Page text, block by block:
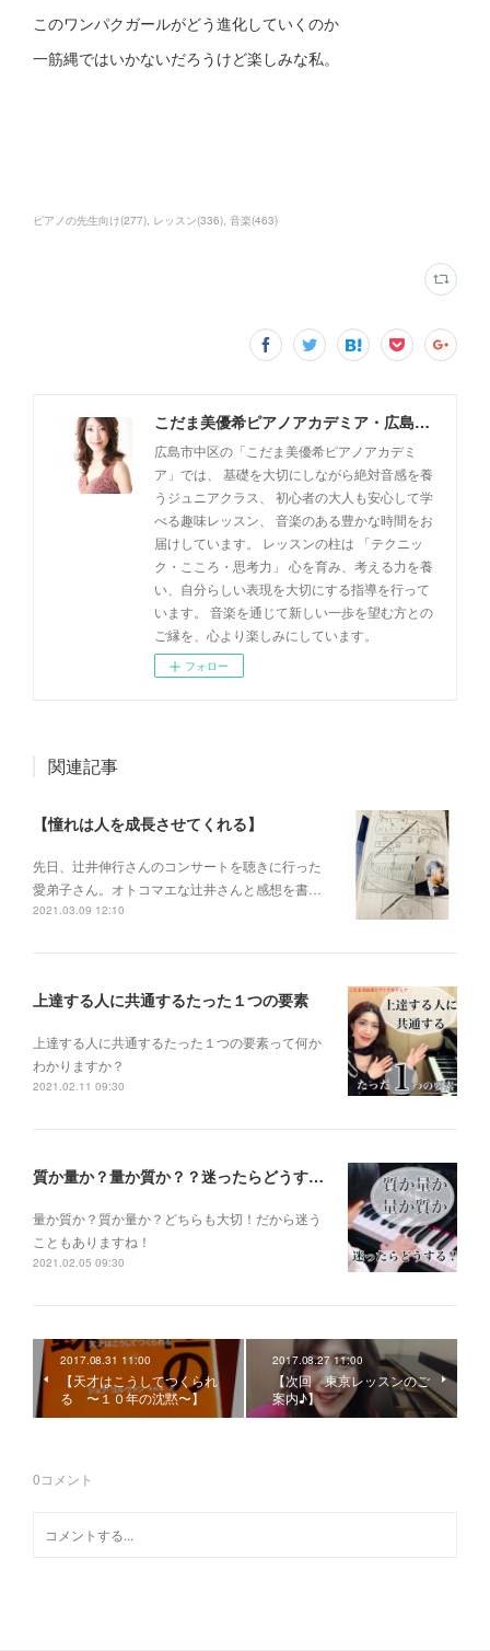
このワンパクガールがどう進化していくのか
一筋縄ではいかないだろうけど楽しみな私。
ピアノの先生向け(277) レッスン(336) 音楽(463)
こだま美優希ピアノアカデミア・広島市中区
広島市中区の「こだま美優希ピアノアカデミ
ア」では、 基礎を大切にしながら絶対音感を養
うジュニアクラス、 初心者の大人も安心して学
べる趣味レッスン、 音楽のある豊かな時間をお
届けしています。 レッスンの柱は 「テクニッ
ク・こころ・思考力」 心を育み、考える力を養
い、自分らしい表現を大切にする指導を行って
います。 音楽を通じて新しい一歩を望む方との
ご縁を、心より楽しみにしています。
フォロー
関連記事
【憧れは人を成長させてくれる】
先日、辻井伸行さんのコンサートを 聴きに行った
愛弟子さん。 オトコマエな辻井さんと 感想を書…
2021.03.09 12:10
上達する人に共通するたった１つの要素
上達する人に共通するたった１つの要素って何か
わかりますか？
2021.02.11 09:30
質か量か？量か質か？？迷ったらどうする？？？
量か質か？ 質か量か？ どちらも大切！だから迷う
こともありますね！
2021.02.05 09:30
2017.08.31 11:00
【天才はこうしてつくられ
る 〜１０年の沈黙〜】
2017.08.27 11:00
【次回 東京レッスンのご
案内♪】
0コメント